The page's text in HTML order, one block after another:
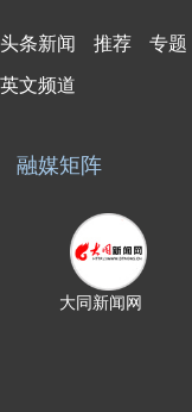
头条新闻 推荐 专题
英文频道
融媒矩阵
大同新闻网